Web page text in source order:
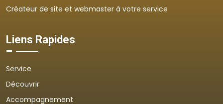
Créateur de site et webmaster à votre service
Liens Rapides
Service
Découvrir
Accompagnement